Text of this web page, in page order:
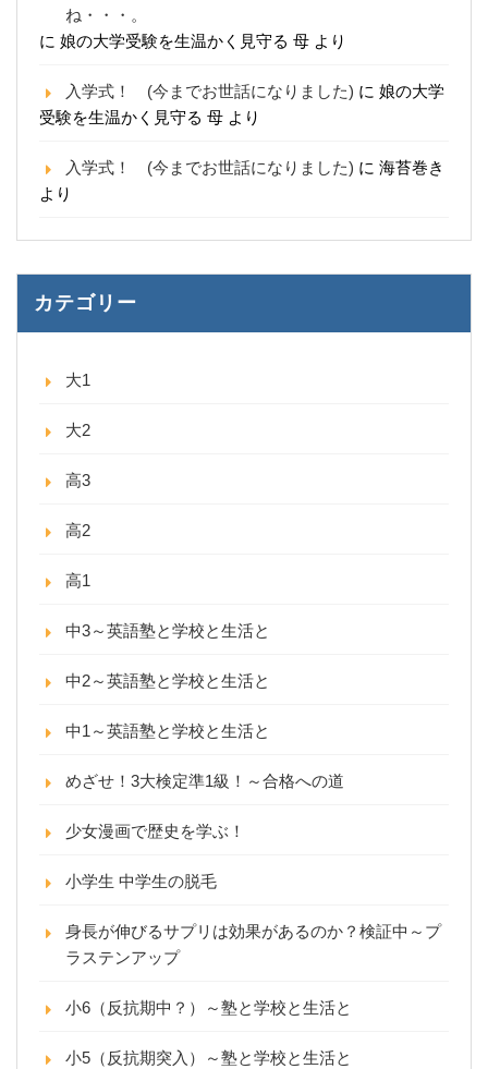
ね・・・。
に 娘の大学受験を生温かく見守る 母 より
入学式！ (今までお世話になりました) に 娘の大学
受験を生温かく見守る 母 より
入学式！ (今までお世話になりました) に 海苔巻き
より
カテゴリー
大1
大2
高3
高2
高1
中3～英語塾と学校と生活と
中2～英語塾と学校と生活と
中1～英語塾と学校と生活と
めざせ！3大検定準1級！～合格への道
少女漫画で歴史を学ぶ！
小学生 中学生の脱毛
身長が伸びるサプリは効果があるのか？検証中～プ
ラステンアップ
小6（反抗期中？）～塾と学校と生活と
小5（反抗期突入）～塾と学校と生活と